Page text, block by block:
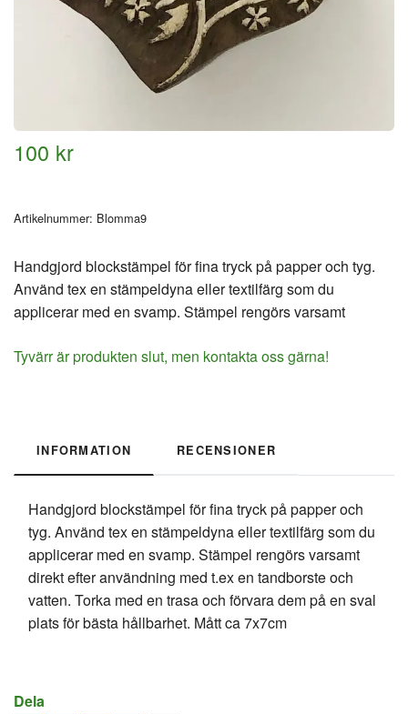
100 kr
Artikelnummer: Blomma9
Handgjord blockstämpel för fina tryck på papper och tyg.
Använd tex en stämpeldyna eller textilfärg som du
applicerar med en svamp. Stämpel rengörs varsamt
Tyvärr är produkten slut, men kontakta oss gärna!
INFORMATION RECENSIONER
Handgjord blockstämpel för fina tryck på papper och
tyg. Använd tex en stämpeldyna eller textilfärg som du
applicerar med en svamp. Stämpel rengörs varsamt
direkt efter användning med t.ex en tandborste och
vatten. Torka med en trasa och förvara dem på en sval
plats för bästa hållbarhet. Mått ca 7x7cm
Dela